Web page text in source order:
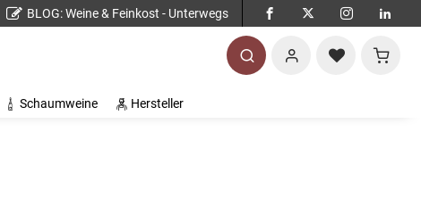
BLOG: Weine & Feinkost - Unterwegs
Schaumweine Hersteller